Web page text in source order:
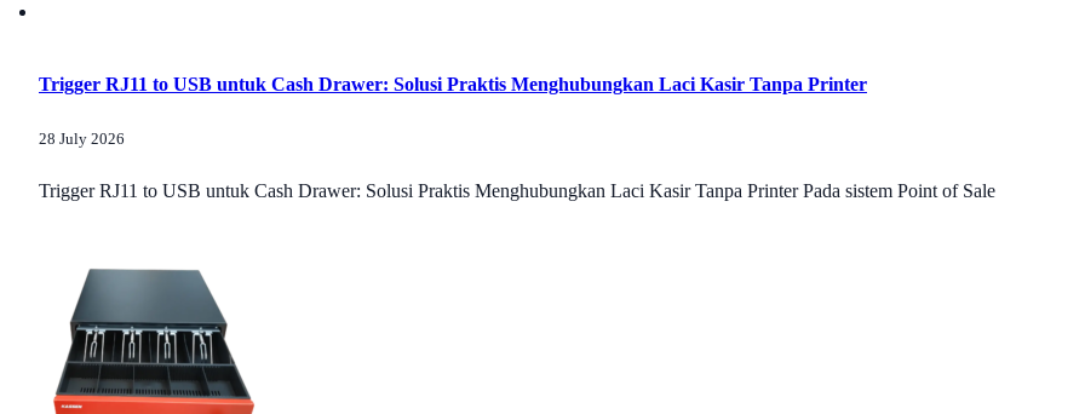
Trigger RJ11 to USB untuk Cash Drawer: Solusi Praktis Menghubungkan Laci Kasir Tanpa Printer
28 July 2026
Trigger RJ11 to USB untuk Cash Drawer: Solusi Praktis Menghubungkan Laci Kasir Tanpa Printer Pada sistem Point of Sale